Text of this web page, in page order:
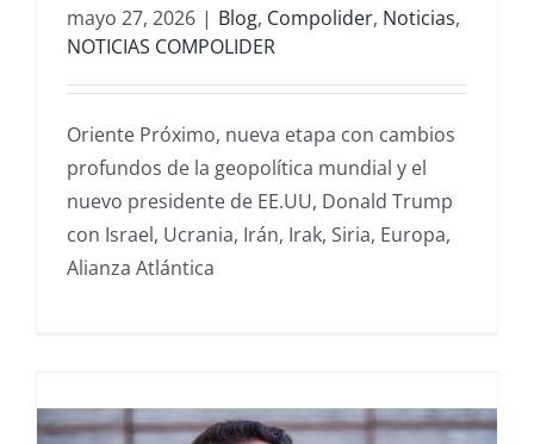
mayo 27, 2026 | Blog, Compolider, Noticias,
NOTICIAS COMPOLIDER
Oriente Próximo, nueva etapa con cambios
profundos de la geopolítica mundial y el
nuevo presidente de EE.UU, Donald Trump
con Israel, Ucrania, Irán, Irak, Siria, Europa,
Alianza Atlántica